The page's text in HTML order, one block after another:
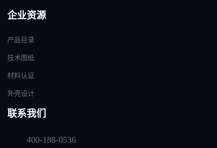
企业资源
产品目录
技术图纸
材料认证
外壳设计
联系我们
400-188-0536